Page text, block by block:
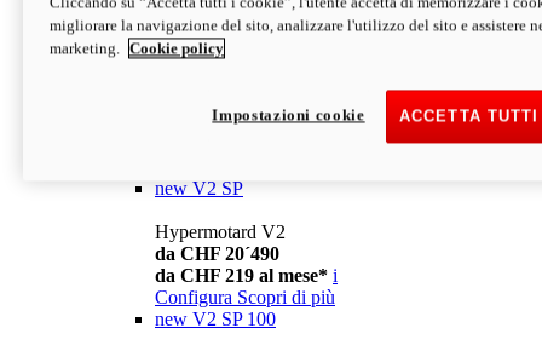
da CHF 13´990
Configura Scopri di più
newV2
da CHF 15´990
new V2 SP
Hypermotard V2
da CHF 20´490
da CHF 219 al mese* i
Configura Scopri di più
new V2 SP 100
migliorare la navigazione del sito, analizzare l'utilizzo del sito e assistere
marketing.
Cookie policy
ACCETTA
Impostazioni cookie